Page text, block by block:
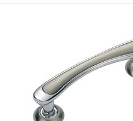
В избранное В